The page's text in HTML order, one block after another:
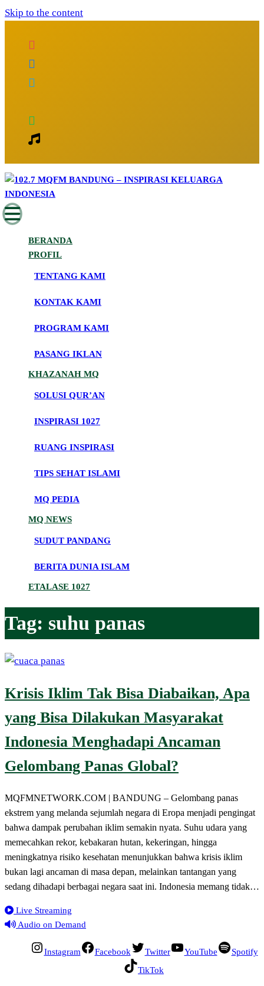
Skip to the content
102.7 MQFM Bandung – Inspirasi
Keluarga Indonesia
Inspirasi Keluarga Indonesia
BERANDA
PROFIL
TENTANG KAMI
KONTAK KAMI
PROGRAM KAMI
PASANG IKLAN
KHAZANAH MQ
SOLUSI QUR’AN
INSPIRASI 1027
RUANG INSPIRASI
TIPS SEHAT ISLAMI
MQ PEDIA
MQ NEWS
SUDUT PANDANG
BERITA DUNIA ISLAM
ETALASE 1027
Tag: suhu panas
Krisis Iklim Tak Bisa Diabaikan, Apa
yang Bisa Dilakukan Masyarakat
Indonesia Menghadapi Ancaman
Gelombang Panas Global?
MQFMNETWORK.COM | BANDUNG – Gelombang panas
ekstrem yang melanda sejumlah negara di Eropa menjadi pengingat
bahwa dampak perubahan iklim semakin nyata. Suhu udara yang
memecahkan rekor, kebakaran hutan, kekeringan, hingga
meningkatnya risiko kesehatan menunjukkan bahwa krisis iklim
bukan lagi ancaman di masa depan, melainkan tantangan yang
sedang dihadapi berbagai negara saat ini. Indonesia memang tidak…
Live Streaming
Audio on Demand
Instagram Facebook Twitter YouTube
Spotify
TikTok